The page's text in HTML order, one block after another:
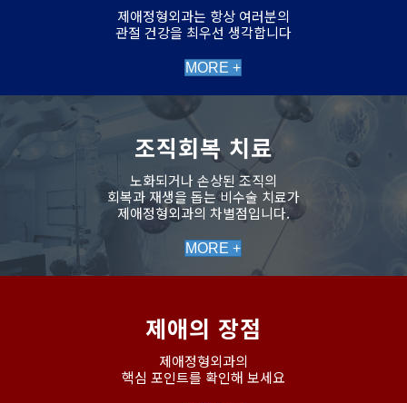
제애정형외과는 항상 여러분의
관절 건강을 최우선 생각합니다
MORE +
조직회복 치료
노화되거나 손상된 조직의
회복과 재생을 돕는 비수술 치료가
제애정형외과의 차별점입니다.
MORE +
제애의 장점
제애정형외과의
핵심 포인트를 확인해 보세요